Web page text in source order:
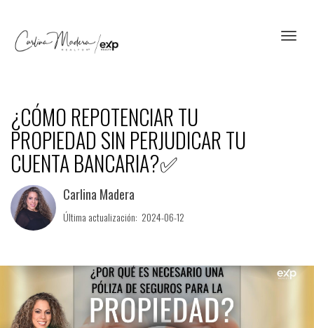
¿CÓMO REPOTENCIAR TU
PROPIEDAD SIN PERJUDICAR TU
CUENTA BANCARIA?✅​​​​​​​
Carlina Madera
Última actualización: 2024-06-12